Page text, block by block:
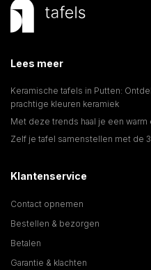
Lees meer
Keramische tafels in Putten:
prachtige kleuren keramiek
Met deze trends haal je een warm
Zelf je tafel samenstellen met de
Klantenservice
Contact opnemen
Bestellen & bezorgen
Betalen
Garantie & klachten